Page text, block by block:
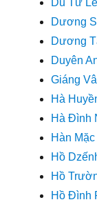
Du Tử Lê
Dương
Dương
Duyên
Giáng
Hà
Hà Đình
Hàn
Hồ
Hồ
Hồ Đình